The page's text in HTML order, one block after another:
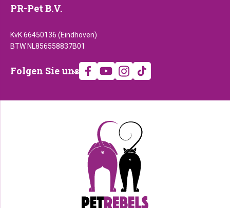
PR-Pet B.V.
KvK 66450136 (Eindhoven)
BTW NL856558837B01
Folgen
uns
Folgen Sie uns